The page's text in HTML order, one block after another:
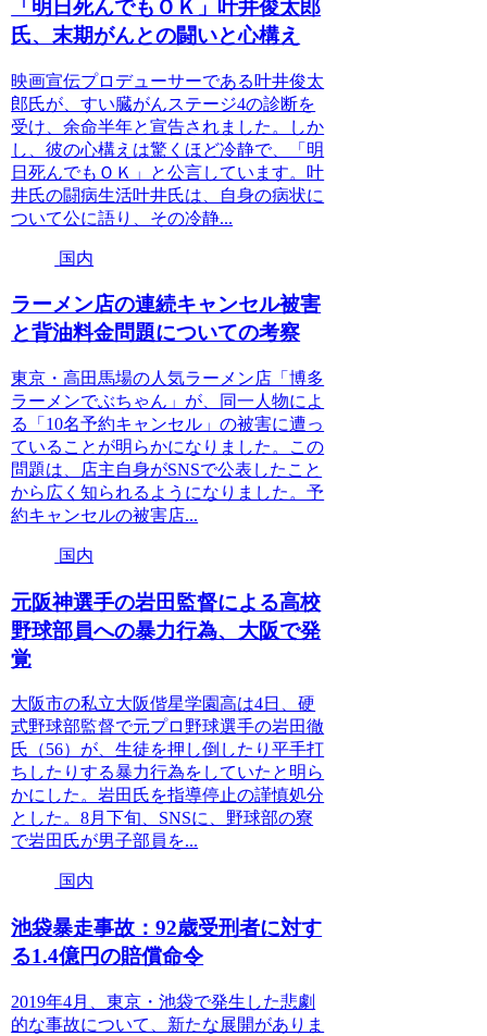
「明日死んでもＯＫ」叶井俊太郎
氏、末期がんとの闘いと心構え
映画宣伝プロデューサーである叶井俊太
郎氏が、すい臓がんステージ4の診断を
受け、余命半年と宣告されました。しか
し、彼の心構えは驚くほど冷静で、「明
日死んでもＯＫ」と公言しています。叶
井氏の闘病生活叶井氏は、自身の病状に
ついて公に語り、その冷静...
国内
ラーメン店の連続キャンセル被害
と背油料金問題についての考察
東京・高田馬場の人気ラーメン店「博多
ラーメンでぶちゃん」が、同一人物によ
る「10名予約キャンセル」の被害に遭っ
ていることが明らかになりました。この
問題は、店主自身がSNSで公表したこと
から広く知られるようになりました。予
約キャンセルの被害店...
国内
元阪神選手の岩田監督による高校
野球部員への暴力行為、大阪で発
覚
大阪市の私立大阪偕星学園高は4日、硬
式野球部監督で元プロ野球選手の岩田徹
氏（56）が、生徒を押し倒したり平手打
ちしたりする暴力行為をしていたと明ら
かにした。岩田氏を指導停止の謹慎処分
とした。8月下旬、SNSに、野球部の寮
で岩田氏が男子部員を...
国内
池袋暴走事故：92歳受刑者に対す
る1.4億円の賠償命令
2019年4月、東京・池袋で発生した悲劇
的な事故について、新たな展開がありま